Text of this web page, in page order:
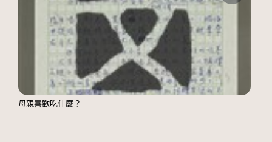
母親喜歡吃什麼？